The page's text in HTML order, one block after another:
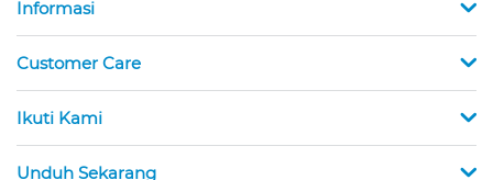
Informasi
Customer Care
Ikuti Kami
Unduh Sekarang